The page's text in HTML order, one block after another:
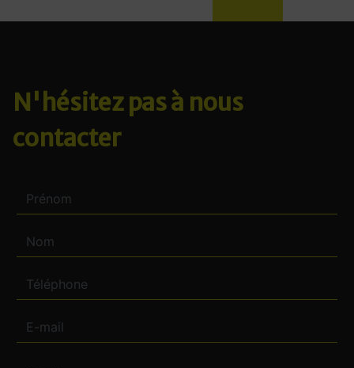
N'hésitez pas à nous
contacter